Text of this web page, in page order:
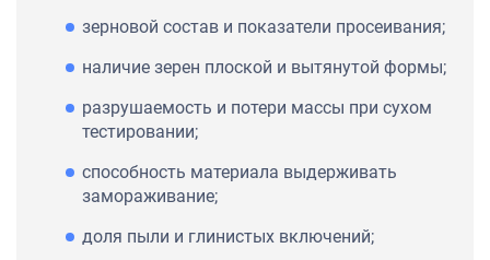
зерновой состав и показатели просеивания;
наличие зерен плоской и вытянутой формы;
разрушаемость и потери массы при сухом
тестировании;
способность материала выдерживать
замораживание;
доля пыли и глинистых включений;